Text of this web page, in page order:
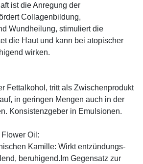
ist die Anregung der
Collagenbildung,
Wundheilung, stimuliert die
die Haut und kann bei atopischer
wirken.
Fettalkohol, tritt als Zwischenprodukt
in geringen Mengen auch in der
Konsistenzgeber in Emulsionen.
Oil:
Kamille: Wirkt entzündungs-
beruhigend.Im Gegensatz zur